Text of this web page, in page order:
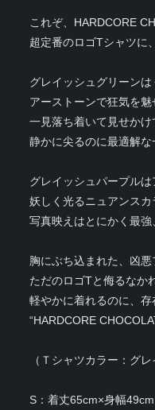
これぞ、HARDCORE
超定番のロゴTシャツに
グレイッシュグリーンは
アーストーンで狂気を魅
一見落ち着いて見せかけ
静かに尖るのに最適解な
グレイッシュパープル
妖しく光るニュアンスカ
写真映えはとにかく最
胸にぶち込まれた、凶悪
ただのロゴTと侮るなか
軽やかに着れるのに、存
“HARDCORE
（Ｔシャツカラー：グ
S：着丈65cm×身幅49cm